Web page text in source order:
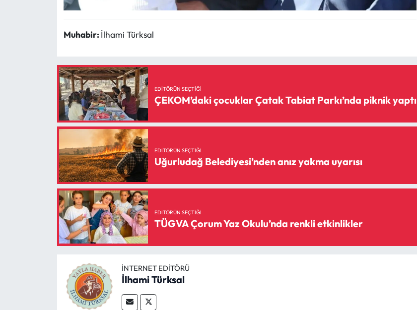
Muhabir: İlhami Türksal
EDITÖRÜN SEÇTIĞI
ÇEKOM’daki çocuklar Çatak Tabiat Parkı’nda piknik yaptı
EDITÖRÜN SEÇTIĞI
Uğurludağ Belediyesi’nden anız yakma uyarısı
EDITÖRÜN SEÇTIĞI
TÜGVA Çorum Yaz Okulu’nda renkli etkinlikler
İNTERNET EDITÖRÜ
İlhami Türksal